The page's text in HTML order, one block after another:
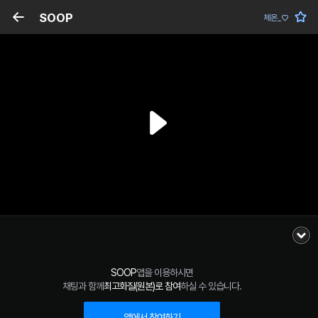
SOOP 체온_♡
SOOP앱을 이용하시면
채팅과 함께최고화질(원본)로 참여하실 수 있습니다.